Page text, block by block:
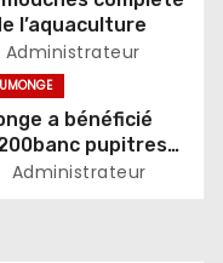
l’aquaculture
Administrateur
a bénéficié
pupitres
MECI-
Administrateur